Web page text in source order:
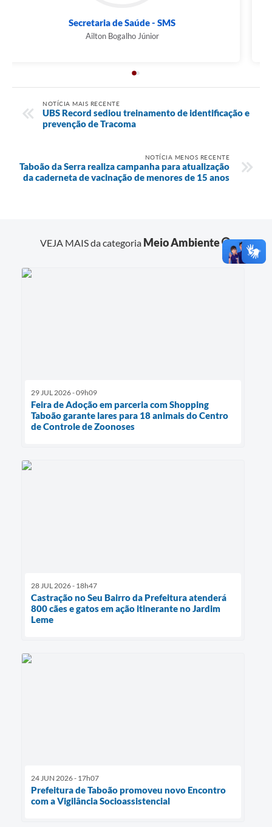
Secretaria de Saúde - SMS
Ailton Bogalho Júnior
NOTÍCIA MAIS RECENTE
UBS Record sediou treinamento de identificação e
prevenção de Tracoma
NOTÍCIA MENOS RECENTE
Taboão da Serra realiza campanha para atualização
da caderneta de vacinação de menores de 15 anos
VEJA MAIS da categoria Meio Ambiente
29 JUL 2026 - 09h09
Feira de Adoção em parceria com Shopping
Taboão garante lares para 18 animais do Centro
de Controle de Zoonoses
28 JUL 2026 - 18h47
Castração no Seu Bairro da Prefeitura atenderá
800 cães e gatos em ação itinerante no Jardim
Leme
24 JUN 2026 - 17h07
Prefeitura de Taboão promoveu novo Encontro
com a Vigilância Socioassistencial